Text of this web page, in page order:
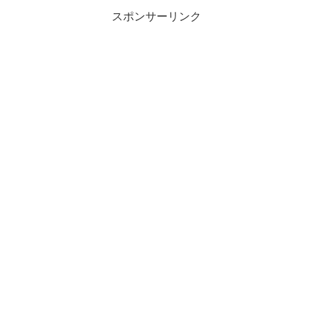
スポンサーリンク